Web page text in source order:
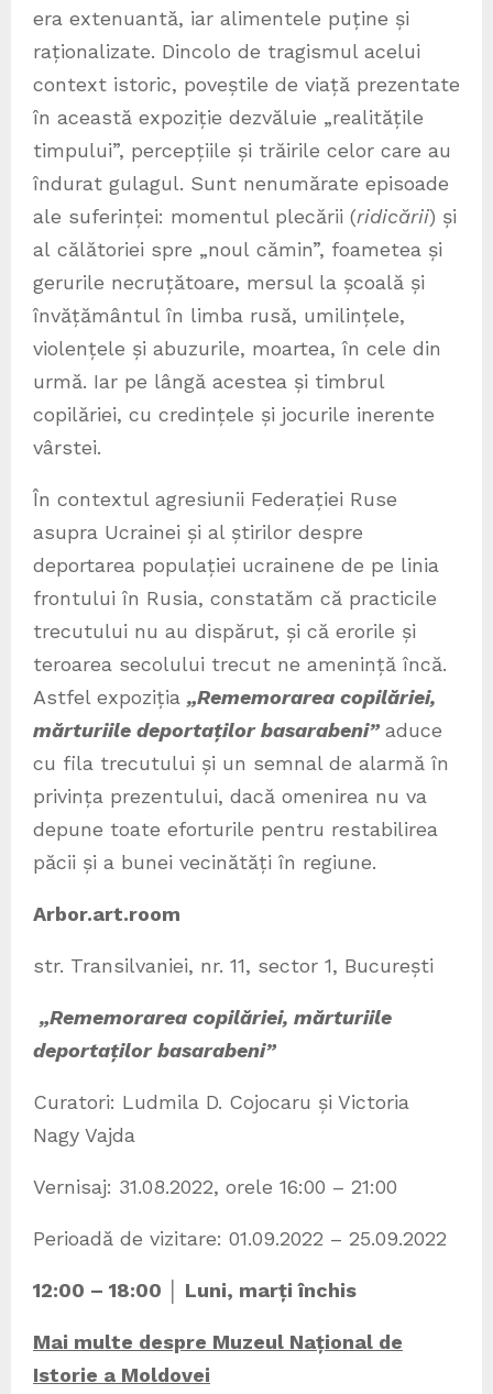
era extenuantă, iar alimentele puține și
raționalizate. Dincolo de tragismul acelui
context istoric, poveștile de viață prezentate
în această expoziție dezvăluie „realitățile
timpului”, percepțiile și trăirile celor care au
îndurat gulagul. Sunt nenumărate episoade
ale suferinței: momentul plecării (ridicării) și
al călătoriei spre „noul cămin”, foametea și
gerurile necruțătoare, mersul la școală și
învățământul în limba rusă, umilințele,
violențele și abuzurile, moartea, în cele din
urmă. Iar pe lângă acestea și timbrul
copilăriei, cu credințele și jocurile inerente
vârstei.
În contextul agresiunii Federației Ruse
asupra Ucrainei și al știrilor despre
deportarea populației ucrainene de pe linia
frontului în Rusia, constatăm că practicile
trecutului nu au dispărut, și că erorile și
teroarea secolului trecut ne amenință încă.
Astfel expoziția „Rememorarea copilăriei,
mărturiile deportaților basarabeni”aduce
cu fila trecutului și un semnal de alarmă în
privința prezentului, dacă omenirea nu va
depune toate eforturile pentru restabilirea
păcii și a bunei vecinătăți în regiune.
Arbor.art.room
str. Transilvaniei, nr. 11, sector 1, București
„Rememorarea copilăriei, mărturiile
deportaților basarabeni”
Curatori: Ludmila D. Cojocaru și Victoria
Nagy Vajda
Vernisaj: 31.08.2022, orele 16:00 – 21:00
Perioadă de vizitare: 01.09.2022 – 25.09.2022
12:00 – 18:00 │ Luni, marți închis
Mai multe despre Muzeul Național de
Istorie a Moldovei